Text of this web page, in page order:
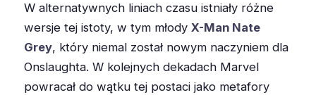
W alternatywnych liniach czasu istniały różne
wersje tej istoty, w tym młody X-Man Nate
Grey, który niemal został nowym naczyniem dla
Onslaughta. W kolejnych dekadach Marvel
powracał do wątku tej postaci jako metafory